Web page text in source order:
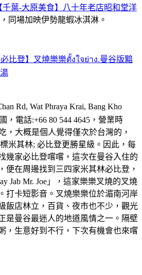
葉-大原美食】八十年老店昭和堂洋
，同場加映伊勢龍蝦冰淇淋。
必比登】叉燒樂樂ตั้งใจย่าง.曼谷版黯
Rd, Wat Phraya Krai, Bang Kho
，電話:+66 80 544 4645，營業時
，大概是個人覺得僅次於台灣的，
米其林; 必比登更勝星級。因此，每
幾家必比登嚐嚐，這次在曼谷入住的
便在周邊找到三四家米其林必比登，
Jab Mr. Joe」，這家樂樂叉燒的叉燒
打卡短影音。叉燒樂樂位於湄南河岸
飯店林立，百貨、夜市也不少，觀光
是曼谷最迷人的地道風情之一。隔壁
，生意好到不行，下次有機會也來嚐